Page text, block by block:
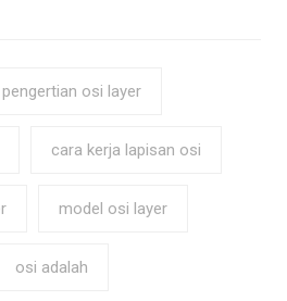
pengertian osi layer
cara kerja lapisan osi
model osi layer
osi adalah